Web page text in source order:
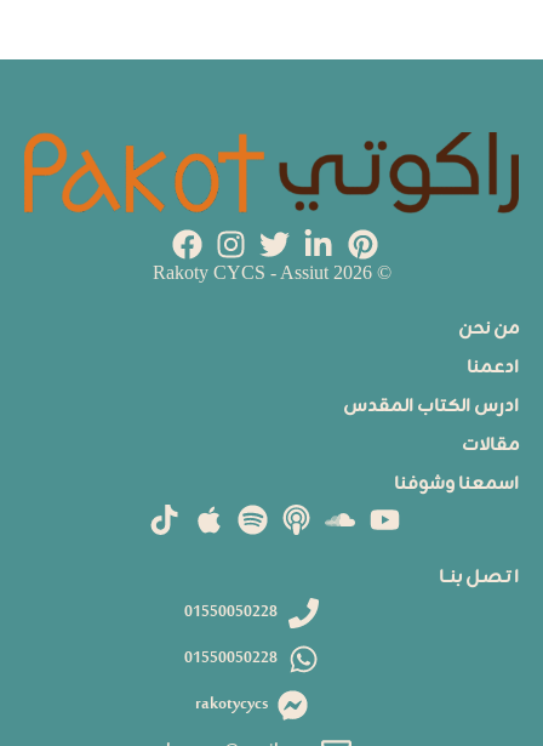
ا تـصـل بنــا
01550050228
01550050228
rakotycycs
من نحن
ادعمنا
ادرس الكتاب المقدس
مقالات
اسمعنا وشوفنا
© 2026 Rakoty CYCS - Assiut